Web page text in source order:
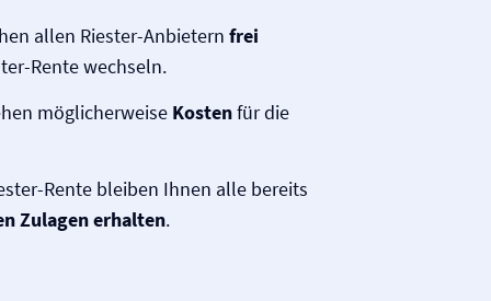
allen Riester-Anbietern frei
Rente wechseln.
möglicherweise Kostenfür die
Rente bleiben Ihnen alle bereits
Zulagen erhalten.